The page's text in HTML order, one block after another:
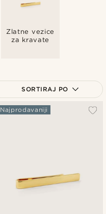
Zlatne vezice
za kravate
SORTIRAJ PO
Najpopularnije
Najprodavaniji